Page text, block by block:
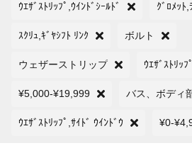
ｳｴｻﾞｽﾄﾘｯﾌﾟ,ｳｲﾝﾄﾞｼｰﾙﾄﾞ ｸﾞﾛﾒｯﾄ,
ｽｸﾘｭ,ｷﾞﾔｼﾌﾄ ﾘﾝｸ ボルト
ウェザーストリップ ｳｴｻﾞｽﾄﾘｯﾌ
¥5,000-¥19,999 バス、ボディ
ｳｴｻﾞｽﾄﾘｯﾌﾟ,ｻｲﾄﾞ ｳｲﾝﾄﾞｳ ¥0-